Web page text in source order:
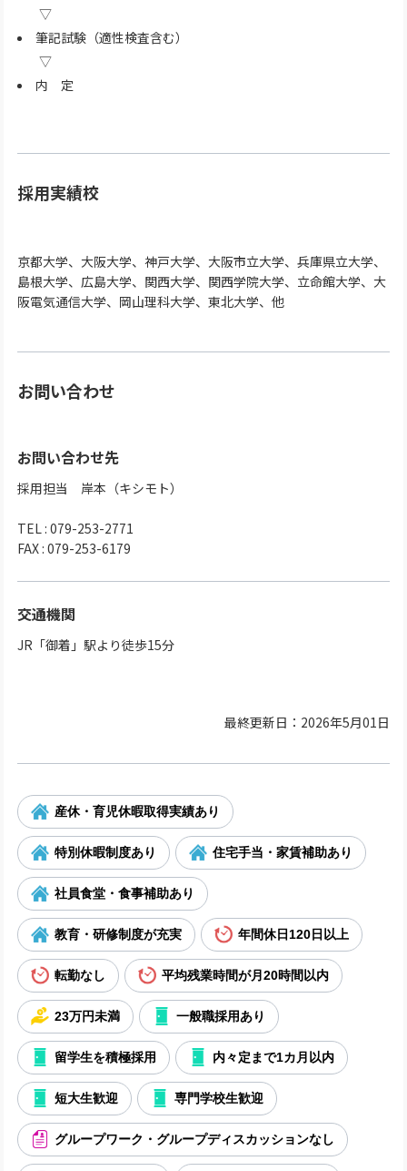
筆記試験（適性検査含む）
内 定
採用実績校
京都大学、大阪大学、神戸大学、大阪市立大学、兵庫県立大学、
島根大学、広島大学、関西大学、関西学院大学、立命館大学、大
阪電気通信大学、岡山理科大学、東北大学、他
お問い合わせ
お問い合わせ先
採用担当 岸本（キシモト）
TEL : 079-253-2771
FAX : 079-253-6179
交通機関
JR「御着」駅より徒歩15分
最終更新日：2026年5月01日
産休・育児休暇取得実績あり
特別休暇制度あり 住宅手当・家賃補助あり
社員食堂・食事補助あり
教育・研修制度が充実 年間休日120日以上
転勤なし 平均残業時間が月20時間以内
23万円未満 一般職採用あり
留学生を積極採用 内々定まで1カ月以内
短大生歓迎 専門学校生歓迎
グループワーク・グループディスカッションなし